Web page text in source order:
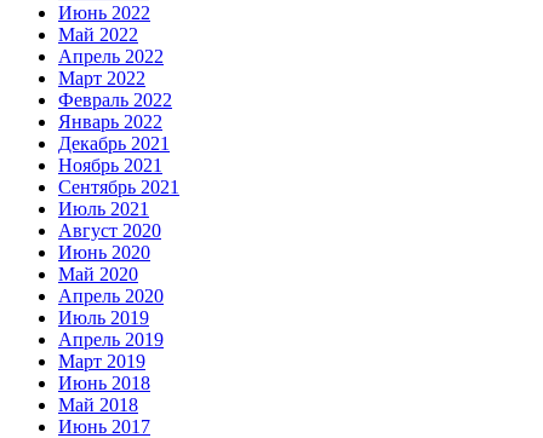
Июнь 2022
Май 2022
Апрель 2022
Март 2022
Февраль 2022
Январь 2022
Декабрь 2021
Ноябрь 2021
Сентябрь 2021
Июль 2021
Август 2020
Июнь 2020
Май 2020
Апрель 2020
Июль 2019
Апрель 2019
Март 2019
Июнь 2018
Май 2018
Июнь 2017